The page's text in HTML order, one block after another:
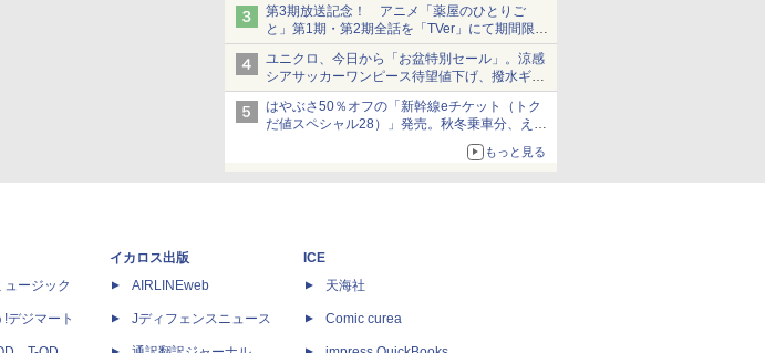
第3期放送記念！ アニメ「薬屋のひとりご
と」第1期・第2期全話を「TVer」にて期間限定
で順次無料配信開始
ユニクロ、今日から「お盆特別セール」。涼感
シアサッカーワンピース待望値下げ、撥水ギア
ショーツは1990円に
はやぶさ50％オフの「新幹線eチケット（トク
だ値スペシャル28）」発売。秋冬乗車分、えき
もっと見る
ュージック
デジマート
イカロス出版
AIRLINEweb
Jディフェンスニュース
ICE
天海社
Comic curea